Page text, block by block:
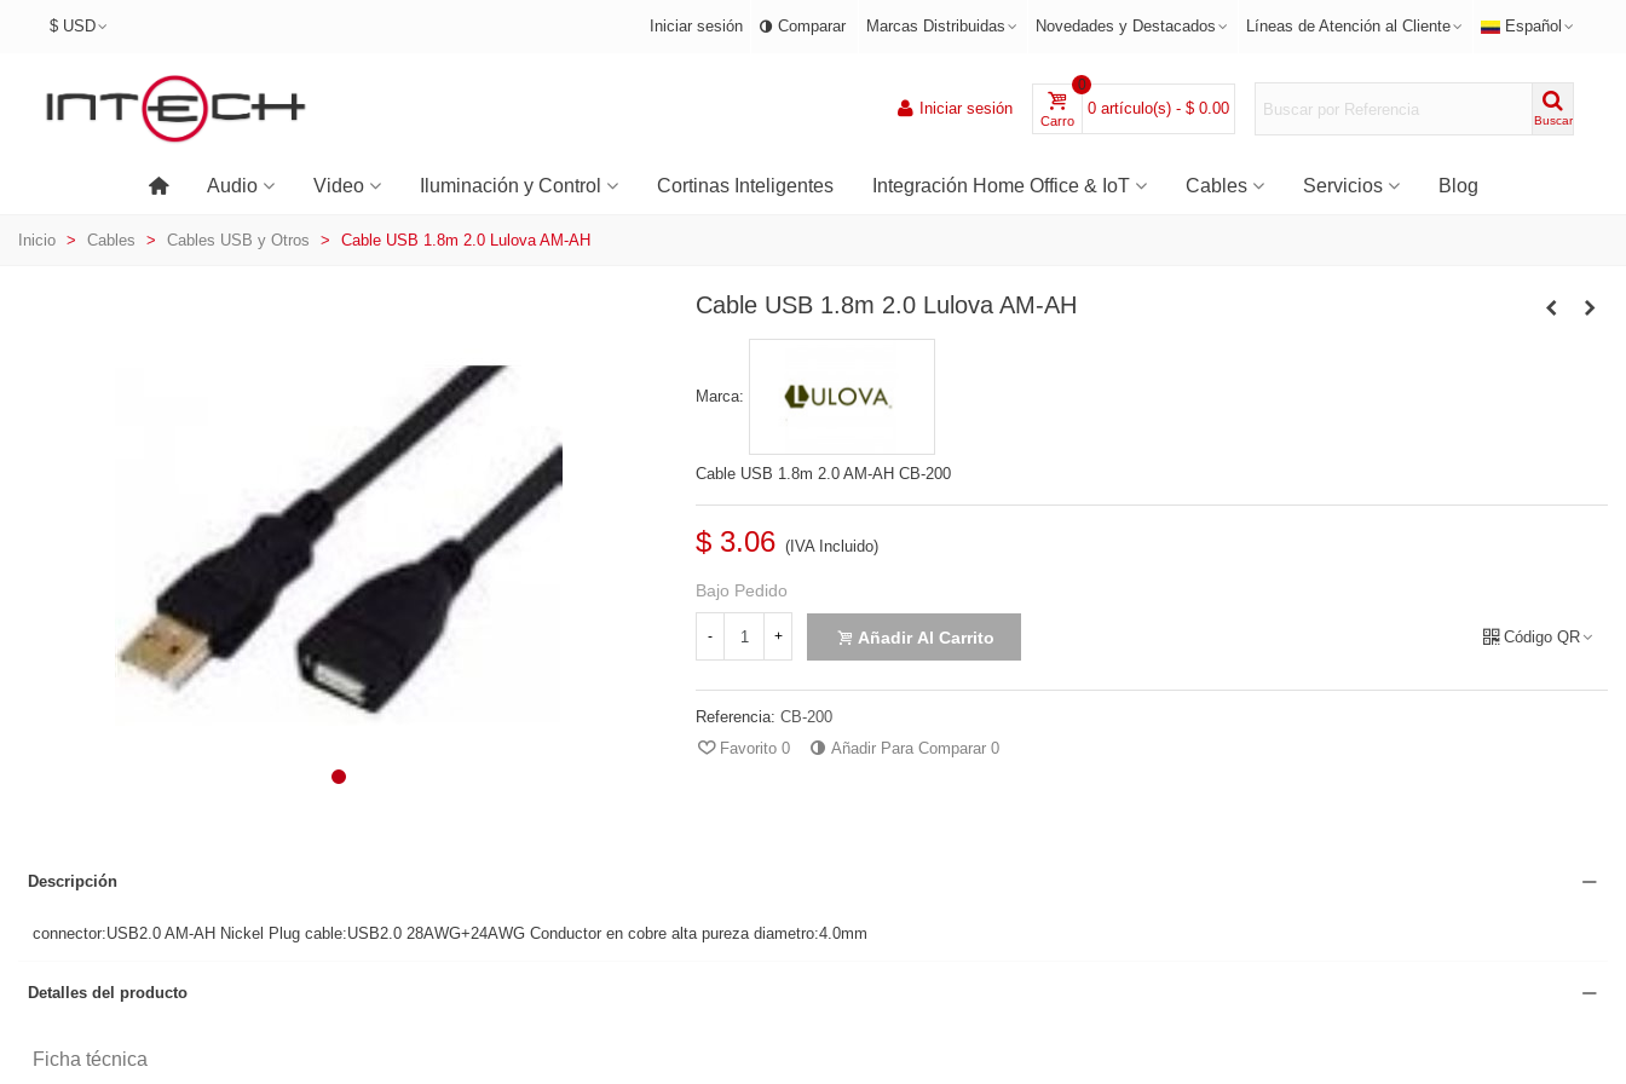
$ USD Iniciar sesión Comparar Marcas Distribuidas Novedades y Destacados Líneas de Atención al Cliente Español
Iniciar sesión
Carro
0
0 artículo(s) - $ 0.00
Buscar
Audio Video Iluminación y Control Cortinas Inteligentes Integración Home Office & IoT Cables Servicios Blog
Inicio > Cables > Cables USB y Otros > Cable USB 1.8m 2.0 Lulova AM-AH
Cable USB 1.8m 2.0 Lulova AM-AH
Marca:
Cable USB 1.8m 2.0 AM-AH CB-200
$ 3.06 (IVA Incluido)
Bajo Pedido
- + Añadir Al Carrito Código QR
Referencia: CB-200
Favorito 0 Añadir Para Comparar 0
Descripción
connector:USB2.0 AM-AH Nickel Plug cable:USB2.0 28AWG+24AWG Conductor en cobre alta pureza diametro:4.0mm
Detalles del producto
Ficha técnica